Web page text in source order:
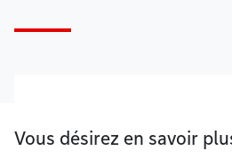
Vous désirez en savoir